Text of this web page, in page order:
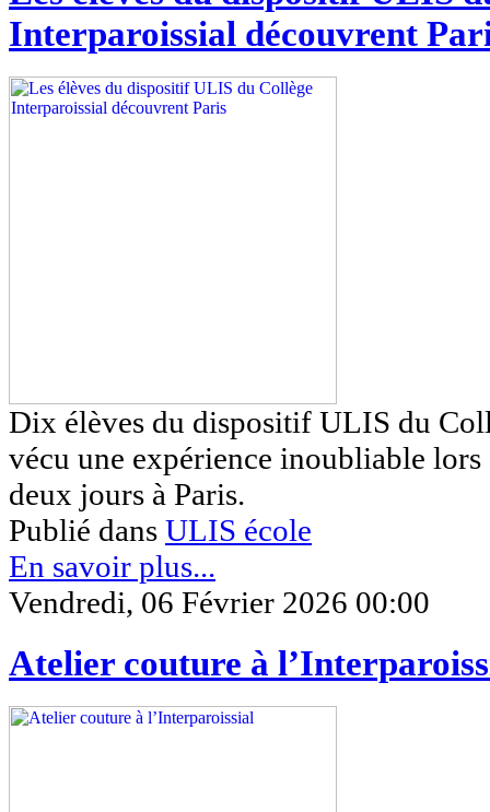
Interparoissial découvrent
Dix élèves du dispositif ULIS du
vécu une expérience inoubliable lors
deux jours à Paris.
Publié dans ULIS école
En savoir plus...
Vendredi, 06 Février 2026 00:00
Atelier couture à